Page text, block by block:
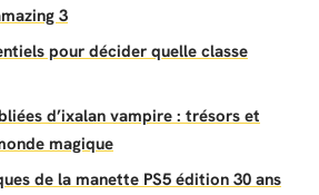
3
pour décider quelle classe
d’ixalan vampire : trésors et
magique
de la manette PS5 édition 30 ans